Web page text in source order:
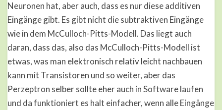
Neuronen hat, aber auch, dass es nur diese additiven
Eingänge gibt. Es gibt nicht die subtraktiven Eingänge
wie in dem McCulloch-Pitts-Modell. Das liegt auch
daran, dass das, also das McCulloch-Pitts-Modell ist
etwas, was man elektronisch relativ leicht nachbauen
kann mit Transistoren und so weiter, aber das
Perzeptron selber sollte eher auch in Software laufen
und da funktioniert es halt einfacher, wenn alle Eingänge